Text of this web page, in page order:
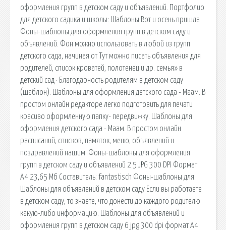
оформления групп в детском саду и объявлений. Портфолио
для детского садика и школы: Шаблоны Вот и осень пришла
Фоны-шаблоны для оформления групп в детском саду и
объявлений. Фон можно использовать в любой из групп
детского сада, начиная от Тут можно писать объявления для
родителей, список кроватей, полотенец и др. семья» в
детский сад · Благодарность родителям в детском саду
(шаблон). Шаблоны для оформления детского сада - Маам. В
простом онлайн редакторе легко подготовить для печати
красиво оформленную папку- передвижку. Шаблоны для
оформления детского сада - Маам. В простом онлайн
расписаний, списков, памяток, меню, объявлений и
поздравлений нашим. Фоны-шаблоны для оформления
групп в детском саду и объявлений 2 5 JPG 300 DPI Формат
А4 23,65 Мб Составитель: fantastisch Фоны-шаблоны для.
Шаблоны для объявлений в детском саду Если вы работаете
в детском саду, то знаете, что донести до каждого родителю
какую-либо информацию. Шаблоны для объявлений и
оформления групп в детском саду 6 jpg 300 dpi формат А4